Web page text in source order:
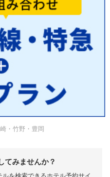
・竹野・豊岡
てみませんか？